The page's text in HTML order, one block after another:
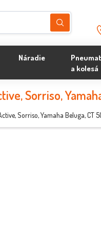
Náradie
a kolesá
Sorriso,
Sorriso, Yamaha Beluga, CT